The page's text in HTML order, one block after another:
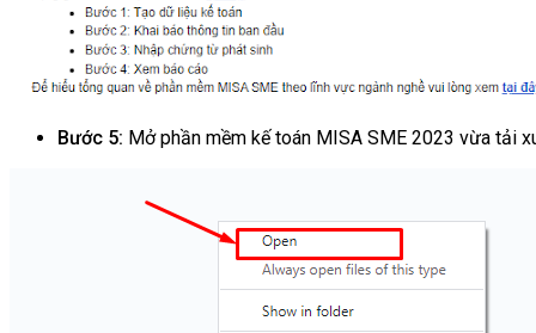
Bước 5: Mở phần mềm kế toán MISA SME 2023 vừa tải